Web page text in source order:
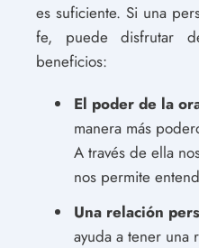
es suficiente. Si una
fe, puede disfrutar
beneficios:
El poder de la
manera más
A través de ella
nos permite
Una relación
ayuda a tener una